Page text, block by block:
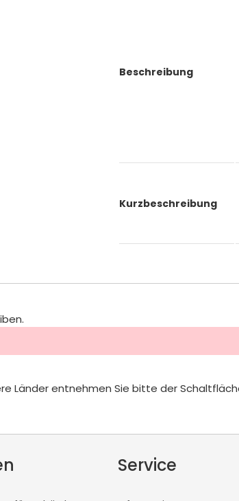
Beschreibung
Kurzbeschreibung
Länder entnehmen Sie bitte der
Service